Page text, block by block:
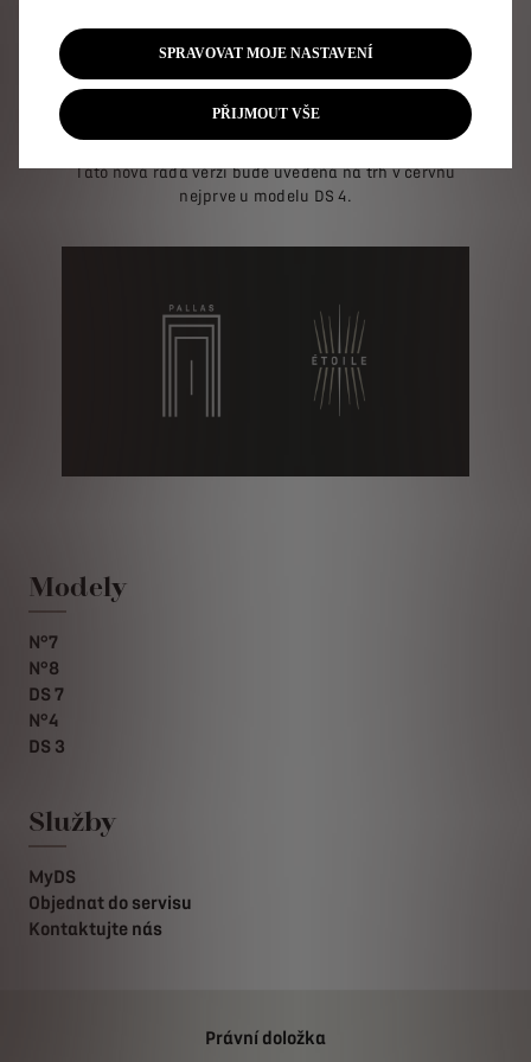
Tuilerských zahrad, obelisk na náměstí Svornosti,
Vítězný oblouk a oblouk La Grande Arche ve čtvrti la
Défense), zatímcoÉTOILEznázorňuješiroký paprsek
světla, který představuje 12 bulvárů, sbíhajících se na
Tato nová řada verzí bude uvedena na trh v červnu
nejprve u modelu DS 4.
Modely
N°7
N°8
DS 7
N°4
DS 3
Služby
MyDS
Objednat do servisu
Kontaktujte nás
Právní doložka
SPRAVOVAT MOJE NASTAVENÍ
PŘIJMOUT VŠE